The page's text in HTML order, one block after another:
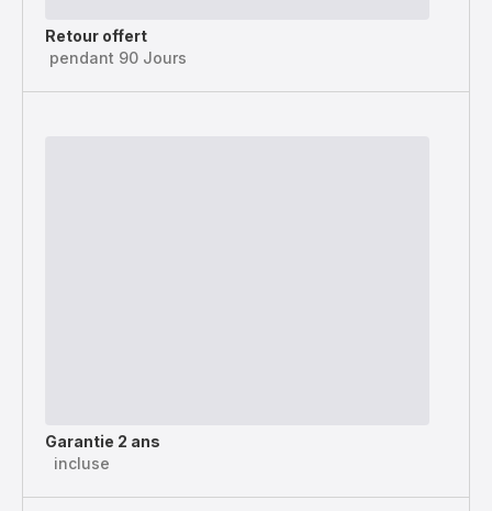
Retour offert
pendant 90 Jours
Garantie 2 ans
incluse